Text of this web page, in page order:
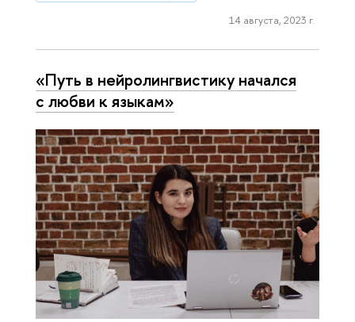
14 августа, 2023 г.
«Путь в нейролингвистику начался
с любви к языкам»